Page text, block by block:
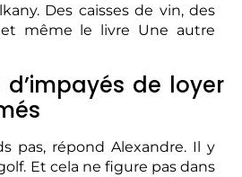
Des caisses de vin, des
même le livre Une autre
d’impayés de loyer
pas, répond Alexandre. Il y
Et cela ne figure pas dans